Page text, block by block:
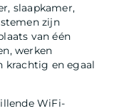
slaapkamer,
zijn
van één
werken
krachtig en egaal
WiFi-